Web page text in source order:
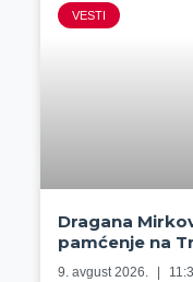
VESTI
Dragana
pamćenje na
9. avgust 2026.